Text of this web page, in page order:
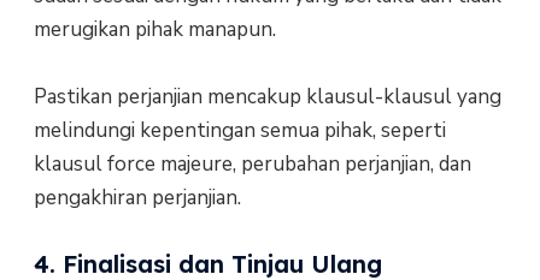
merugikan pihak manapun.
Pastikan perjanjian mencakup klausul-klausul yang
melindungi kepentingan semua pihak, seperti
klausul force majeure, perubahan perjanjian, dan
pengakhiran perjanjian.
4. Finalisasi dan Tinjau Ulang